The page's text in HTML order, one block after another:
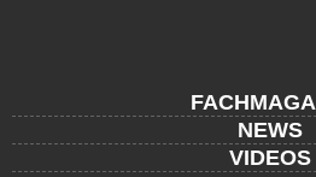
NEWS
VIDEOS